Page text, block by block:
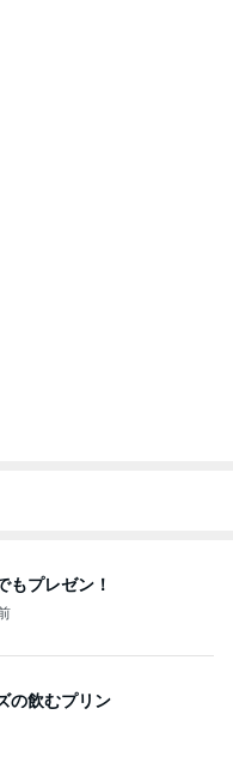
の飲むプリン
われた結果